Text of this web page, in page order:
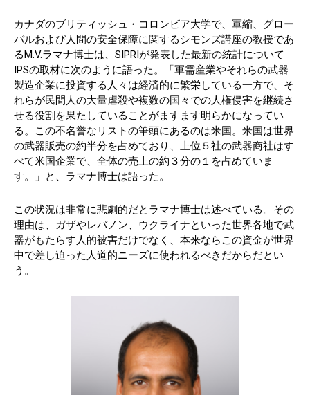
カナダのブリティッシュ・コロンビア大学で、軍縮、グロー
バルおよび人間の安全保障に関するシモンズ講座の教授であ
るM.V.ラマナ博士は、SIPRIが発表した最新の統計について
IPSの取材に次のように語った。「軍需産業やそれらの武器
製造企業に投資する人々は経済的に繁栄している一方で、そ
れらが民間人の大量虐殺や複数の国々での人権侵害を継続さ
せる役割を果たしていることがますます明らかになってい
る。この不名誉なリストの筆頭にあるのは米国。米国は世界
の武器販売の約半分を占めており、上位５社の武器商社はす
べて米国企業で、全体の売上の約３分の１を占めていま
す。」と、ラマナ博士は語った。
この状況は非常に悲劇的だとラマナ博士は述べている。その
理由は、ガザやレバノン、ウクライナといった世界各地で武
器がもたらす人的被害だけでなく、本来ならこの資金が世界
中で差し迫った人道的ニーズに使われるべきだからだとい
う。